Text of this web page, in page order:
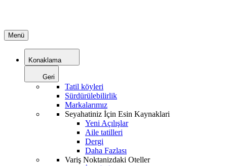
Menü
Konaklama
Geri
Tatil köyleri
Sürdürülebilirlik
Markalarımız
Seyahatiniz İçin Esin Kaynaklari
Yeni Açılışlar
Aile tatilleri
Dergi
Daha Fazlası
Variş Noktanizdaki Oteller